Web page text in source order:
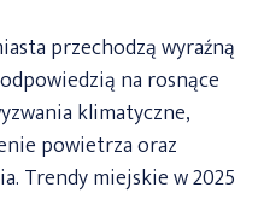
przechodzą wyraźną
na rosnące
klimatyczne,
powietrza oraz
Trendy miejskie w 2025